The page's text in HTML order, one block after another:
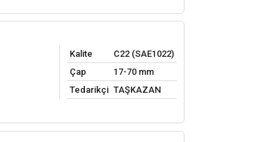
Kalite
C22 (SAE1022)
Çap
17-70 mm
Tedarikçi TAŞKAZAN